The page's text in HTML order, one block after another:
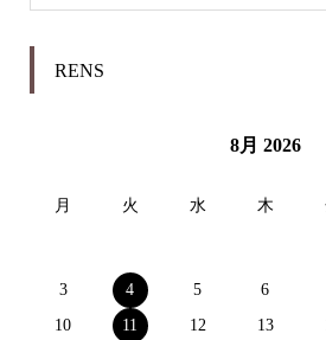
RENS
8月 2026
月 火 水 木
3
4 5 6
10
11 12 13